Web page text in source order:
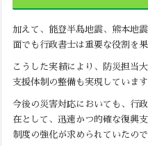
加えて、能登半島地震、熊本地
面でも行政書士は重要な役割を
こうした実績により、防災担当
支援体制の整備も実現しています
今後の災害対応においても、行
在として、迅速かつ的確な復興
制度の強化が求められていたので